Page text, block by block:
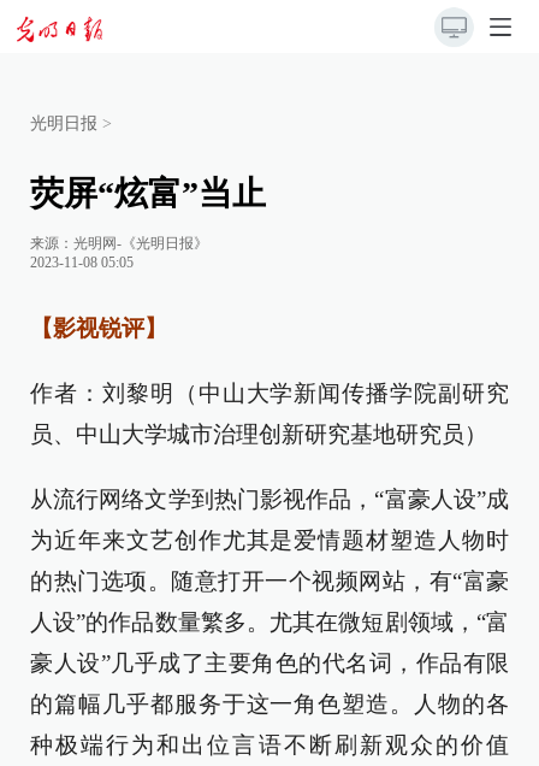
光明日报 >
荧屏“炫富”当止
来源： 光明网-《光明日报》
2023-11-08 05:05
【影视锐评】
作者：刘黎明（中山大学新闻传播学院副研究
员、中山大学城市治理创新研究基地研究员）
从流行网络文学到热门影视作品，“富豪人设”成
为近年来文艺创作尤其是爱情题材塑造人物时
的热门选项。随意打开一个视频网站，有“富豪
人设”的作品数量繁多。尤其在微短剧领域，“富
豪人设”几乎成了主要角色的代名词，作品有限
的篇幅几乎都服务于这一角色塑造。人物的各
种极端行为和出位言语不断刷新观众的价值